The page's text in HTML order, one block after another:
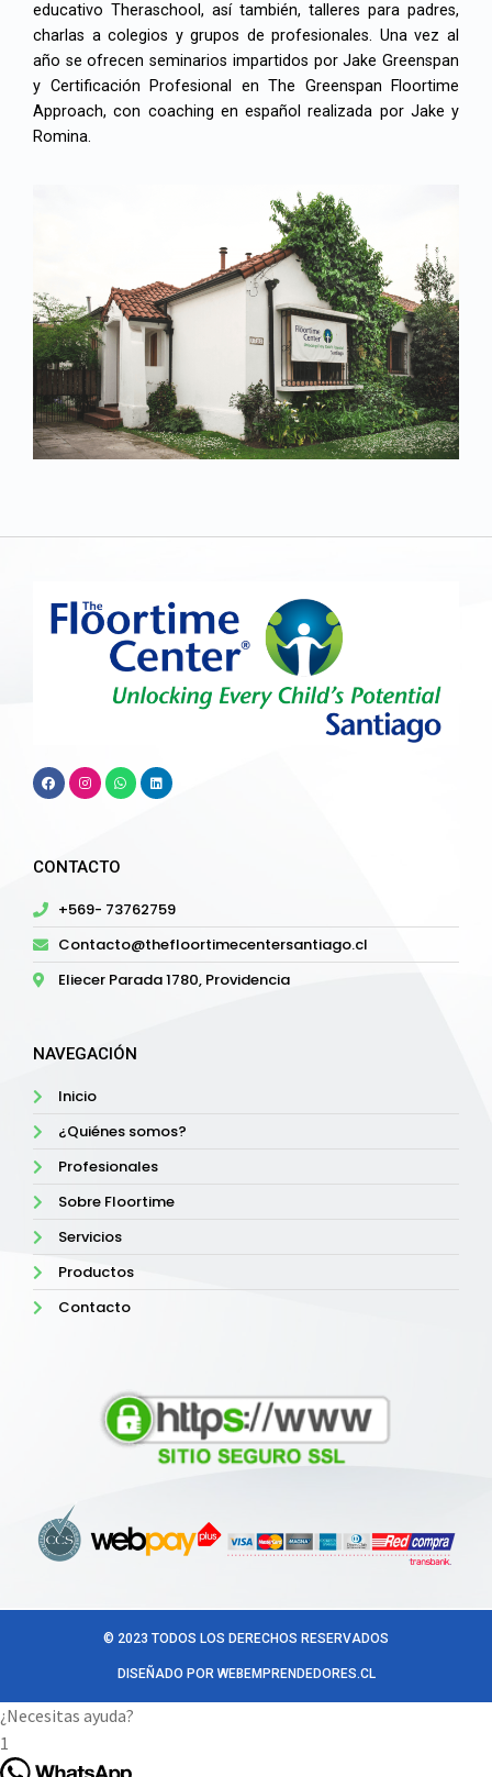
educativo Theraschool, así también, talleres para padres,
charlas a colegios y grupos de profesionales. Una vez al
año se ofrecen seminarios impartidos por Jake Greenspan
y Certificación Profesional en The Greenspan Floortime
Approach, con coaching en español realizada por Jake y
Romina.
CONTACTO
+569- 73762759
Contacto@thefloortimecentersantiago.cl
Eliecer Parada 1780, Providencia
NAVEGACIÓN
Inicio
¿Quiénes somos?
Profesionales
Sobre Floortime
Servicios
Productos
Contacto
© 2023 TODOS LOS DERECHOS RESERVADOS
DISEÑADO POR WEBEMPRENDEDORES.CL
¿Necesitas ayuda?
1